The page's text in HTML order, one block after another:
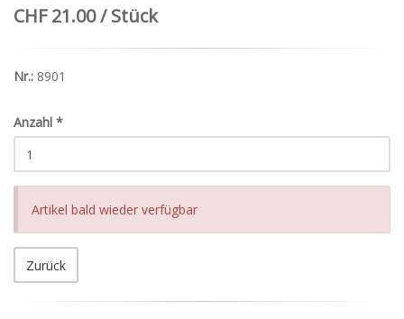
CHF 21.00 / Stück
Nr.: 8901
Anzahl *
Artikel bald wieder verfügbar
Zurück